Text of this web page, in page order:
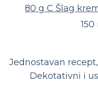
80 g C Šlag
Jednostavan
Dekotativni i